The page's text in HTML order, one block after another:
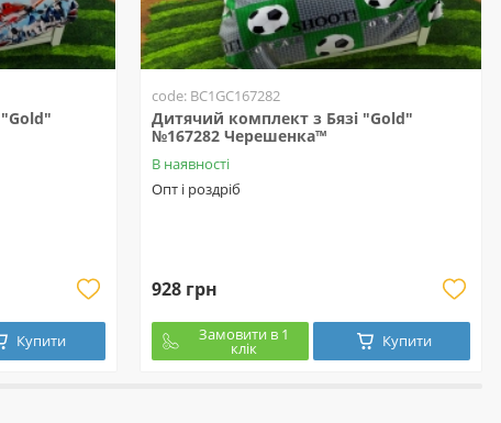
Купити
code: BC1GC167282
Дитячий комплект з Бязі "Gold"
№167282 Черешенка™
В наявності
Опт і роздріб
928 грн
Замовити в 1
клік Купити